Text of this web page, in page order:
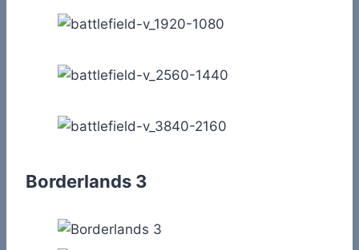
Borderlands 3